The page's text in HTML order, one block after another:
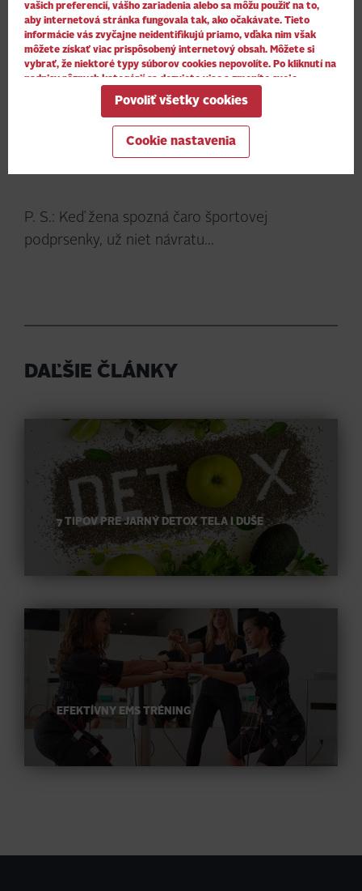
mesiac navštívi či už fitko alebo skupinovky 16
krát. Takže ho to vyjde 3,06 Eur za jedno
cvičenie. Tie tri eurá človek minie ani nevie na
čo, napríklad na bagetu, cigarety, oblečenie
(napr. polku trička) na hocičo. No čo tak minúť
ich na seba? Potrebujem ten krásny lak na
nechty, aj keď ich mám doma už 20 alebo
pôjdem radšej cvičiť?
P. S.: Keď žena spozná čaro športovej
podprsenky, už niet návratu...
DAĽŠIE ČLÁNKY
7 TIPOV PRE JARNÝ DETOX TELA I DUŠE
EFEKTÍVNY EMS TRÉNING
vašich preferencií, vášho zariadenia alebo sa môžu použiť na to,
aby internetová stránka fungovala tak, ako očakávate. Tieto
informácie vás zvyčajne neidentifikujú priamo, vďaka nim však
môžete získať viac prispôsobený internetový obsah. Môžete si
vybrať, že niektoré typy súborov cookies nepovolíte. Po kliknutí na
nadpisy rôznych kategórií sa dozviete viac a zmeníte svoje
predvolené nastavenia. Mali by ste však vedieť, že blokovanie
niektorých súborov cookies môže ovplyvniť vašu skúsenosť so
Cookie nastavenia
Povoliť všetky cookies